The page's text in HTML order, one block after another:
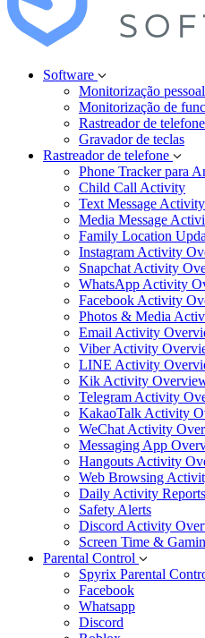
Software
Monitorização pessoal
Monitorização de
Rastreador de telefone
Gravador de teclas
Rastreador de telefone
Phone Tracker para
Child Call Activity
Text Message Activity
Media Message
Family Location
Instagram Activity
Snapchat Activity
WhatsApp Activity
Facebook Activity
Photos & Media
Email Activity
Viber Activity
LINE Activity
Kik Activity
Telegram Activity
KakaoTalk Activity
WeChat Activity
Messaging App
Hangouts Activity
Web Browsing
Daily Activity Reports
Safety Alerts
Discord Activity
Screen Time &
Parental Control
Spyrix Parental
Facebook
Whatsapp
Discord